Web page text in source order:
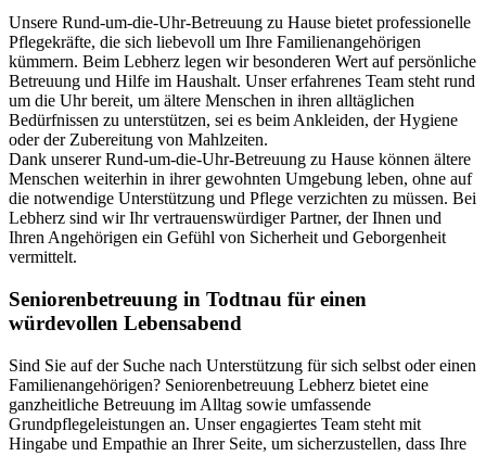
Unsere Rund-um-die-Uhr-Betreuung zu Hause bietet professionelle
Pflegekräfte, die sich liebevoll um Ihre Familienangehörigen
kümmern. Beim Lebherz legen wir besonderen Wert auf persönliche
Betreuung und Hilfe im Haushalt. Unser erfahrenes Team steht rund
um die Uhr bereit, um ältere Menschen in ihren alltäglichen
Bedürfnissen zu unterstützen, sei es beim Ankleiden, der Hygiene
oder der Zubereitung von Mahlzeiten.
Dank unserer Rund-um-die-Uhr-Betreuung zu Hause können ältere
Menschen weiterhin in ihrer gewohnten Umgebung leben, ohne auf
die notwendige Unterstützung und Pflege verzichten zu müssen. Bei
Lebherz sind wir Ihr vertrauenswürdiger Partner, der Ihnen und
Ihren Angehörigen ein Gefühl von Sicherheit und Geborgenheit
vermittelt.
Senioren­betreuung in Todtnau für einen
würdevollen Lebensabend
Sind Sie auf der Suche nach Unterstützung für sich selbst oder einen
Familienangehörigen? Seniorenbetreuung Lebherz bietet eine
ganzheitliche Betreuung im Alltag sowie umfassende
Grundpflegeleistungen an. Unser engagiertes Team steht mit
Hingabe und Empathie an Ihrer Seite, um sicherzustellen, dass Ihre